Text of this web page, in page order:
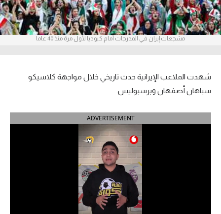
بطولات
أمريكا 2026
الدوري المصري
الدوري الإسباني
الدوري الإيطالي
الدوري السعودي للمحترفين
مشجعات إيران في المدرجات أمام كبوديا لأول مرة منذ 40 عاما
شهدت الملاعب الإيرانية حدث تاريخي خلال مواجهة كلاسيكو
سباهان أصفهان وبرسبوليس.
ADVERTISEMENT